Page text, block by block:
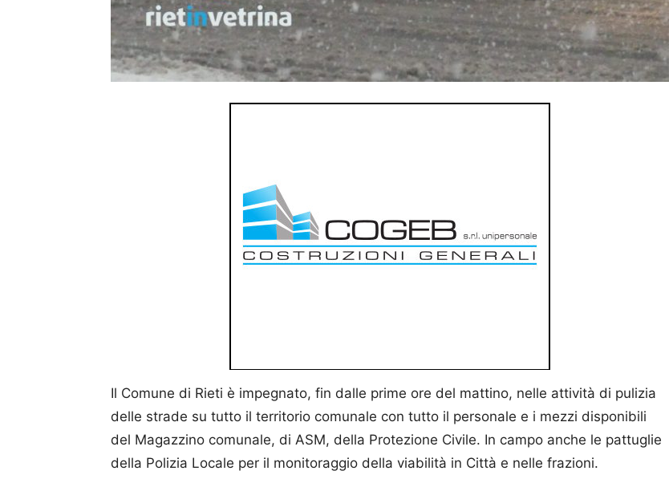
Il Comune di Rieti è impegnato, fin dalle prime ore del mattino, nelle attività di pulizia
delle strade su tutto il territorio comunale con tutto il personale e i mezzi disponibili
del Magazzino comunale, di ASM, della Protezione Civile. In campo anche le pattuglie
della Polizia Locale per il monitoraggio della viabilità in Città e nelle frazioni.